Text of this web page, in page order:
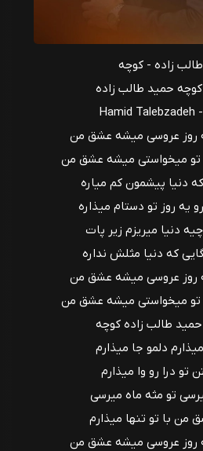
زاده - کوچه
حمید طالب زاده
Hamid Talebzadeh
روز عروسی میشه عشق من
تو میخواستی میشه عشق من
دنیا پیشمون کم میاره
یه روز تو دستام میذاره
دنیا میریزم زیر پات
که دنیا مثلش نداره
روز عروسی میشه عشق من
تو میخواستی میشه عشق من
طالب زاده کوچه
دلمو جا میذارم
تو درا رو وا میذارم
تو مثه ماه میرسی
من با تو تنها میذارم
روز عروسی میشه عشق من